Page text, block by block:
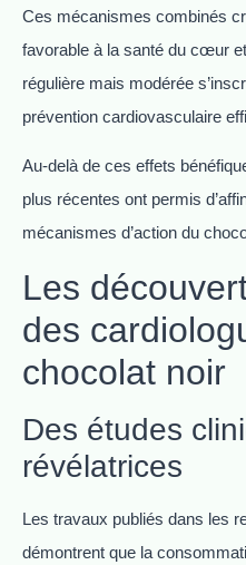
Ces mécanismes combinés
favorable à la santé du cœur
régulière mais modérée
prévention cardiovasculaire
Au-delà de ces effets
plus récentes ont permis
mécanismes d’action du
Les
des
chocolat noir
Des études
révélatrices
Les travaux publiés dans les
démontrent que la